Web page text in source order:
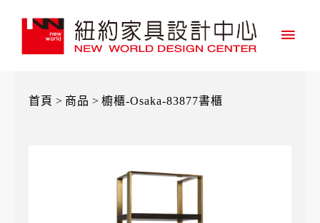
首頁 > 商品 > 櫥櫃-Osaka-83877書櫃